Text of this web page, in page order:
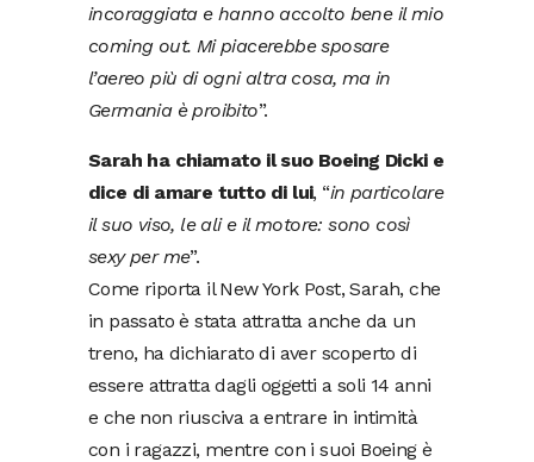
incoraggiata e hanno accolto bene il mio
coming out. Mi piacerebbe sposare
l’aereo più di ogni altra cosa, ma in
Germania è proibito”.
Sarah ha chiamato il suo Boeing Dicki e
dice di amare tutto di lui, “in particolare
il suo viso, le ali e il motore: sono così
sexy per me”.
Come riporta il New York Post, Sarah, che
in passato è stata attratta anche da un
treno, ha dichiarato di aver scoperto di
essere attratta dagli oggetti a soli 14 anni
e che non riusciva a entrare in intimità
con i ragazzi, mentre con i suoi Boeing è